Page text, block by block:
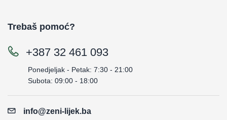
Trebaš pomoć?
+387 32 461 093
Ponedjeljak - Petak: 7:30 - 21:00
Subota: 09:00 - 18:00
info@zeni-lijek.ba